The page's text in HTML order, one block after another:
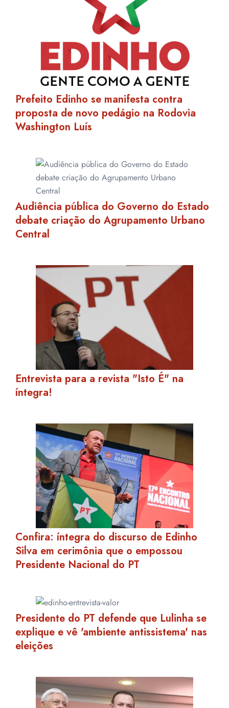
Prefeito Edinho se manifesta contra
proposta de novo pedágio na Rodovia
Washington Luís
Audiência pública do Governo do Estado
debate criação do Agrupamento Urbano
Central
Entrevista para a revista "Isto É" na
íntegra!
Confira: íntegra do discurso de Edinho
Silva em cerimônia que o empossou
Presidente Nacional do PT
Presidente do PT defende que Lulinha se
explique e vê 'ambiente antissistema' nas
eleições